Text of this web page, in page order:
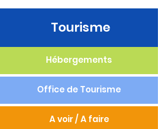
Tourisme
Hébergements
Office de Tourisme
A voir / A faire